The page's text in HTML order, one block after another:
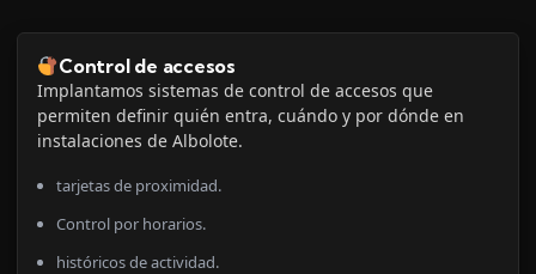
Control de accesos
Implantamos sistemas de control de accesos que
permiten definir quién entra, cuándo y por dónde en
instalaciones de Albolote.
tarjetas de proximidad.
Control por horarios.
históricos de actividad.